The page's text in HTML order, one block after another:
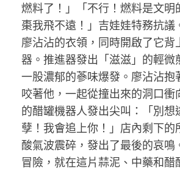
燃料了！」「不行！燃料是文明
棗我飛不遠！」吉娃娃特務抗議
廖沾沾的衣領，同時開啟了它背
器。推進器發出「滋滋」的輕微
一股濃郁的蔘味爆發。廖沾沾抱
咬著他，一起從撞出來的洞口衝
的醋罐機器人發出尖叫：「別想
孽！我會追上你！」店內剩下的
酸氣波震碎，發出了最後的哀鳴
冒險，就在這片蒜泥、中藥和醋